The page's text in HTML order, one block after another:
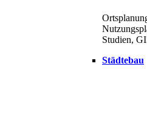
Studien,
Städtebau